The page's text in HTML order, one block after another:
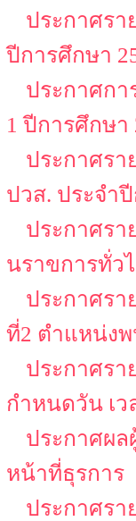
ประกาศรา
ปีการศึกษา
ประกาศกา
1 ปีการศึกษา
ประกาศร
ปวส. ประจำ
ประกาศรา
นราขการทั่ว
ประกาศรา
ที่2 ตำแหน่ง
ประกาศรา
กำหนดวัน เว
ประกาศผล
หน้าที่ธุรการ
ประกาศรา